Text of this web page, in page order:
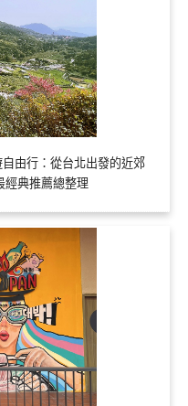
自由行：從台北出發的近郊
經典推薦總整理